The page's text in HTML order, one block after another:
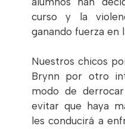
curso y la
ganando fuerza en
Nuestros chicos
Brynn por otro
modo de
evitar que haya
les conducirá a